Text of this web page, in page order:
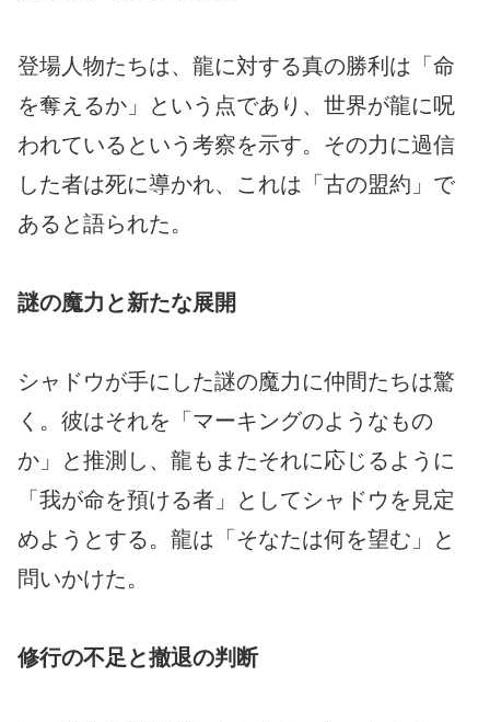
登場人物たちは、龍に対する真の勝利は「命
を奪えるか」という点であり、世界が龍に呪
われているという考察を示す。その力に過信
した者は死に導かれ、これは「古の盟約」で
あると語られた。
謎の魔力と新たな展開
シャドウが手にした謎の魔力に仲間たちは驚
く。彼はそれを「マーキングのようなもの
か」と推測し、龍もまたそれに応じるように
「我が命を預ける者」としてシャドウを見定
めようとする。龍は「そなたは何を望む」と
問いかけた。
修行の不足と撤退の判断